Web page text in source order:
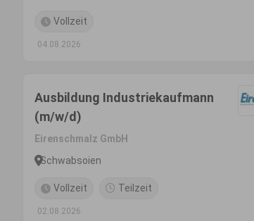
Vollzeit
04.08.2026
Ausbildung Industriekaufmann
(m/w/d)
Eirenschmalz GmbH
Schwabsoien
Vollzeit Teilzeit
02.08.2026